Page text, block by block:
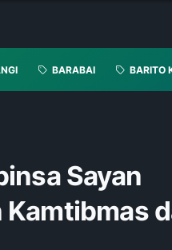
BARABAI BARITO
Sayan